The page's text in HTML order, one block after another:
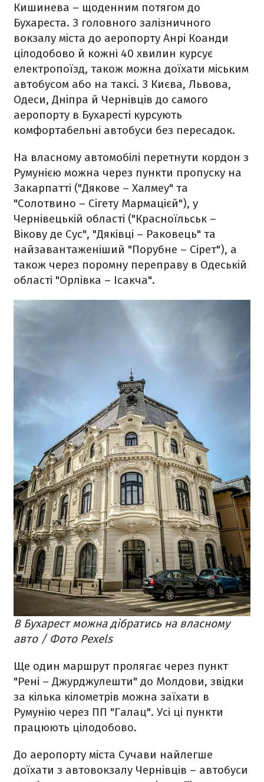
Кишинева – щоденним потягом до
Бухареста. З головного залізничного
вокзалу міста до аеропорту Анрі Коанди
цілодобово й кожні 40 хвилин курсує
електропоїзд, також можна доїхати міським
автобусом або на таксі. З Києва, Львова,
Одеси, Дніпра й Чернівців до самого
аеропорту в Бухаресті курсують
комфортабельні автобуси без пересадок.
На власному автомобілі перетнути кордон з
Румунією можна через пункти пропуску на
Закарпатті ("Дякове – Халмеу" та
"Солотвино – Сігету Мармацієй"), у
Чернівецькій області ("Красноїльськ –
Вікову де Сус", "Дяківці – Раковець" та
найзавантаженіший "Порубне – Сірет"), а
також через поромну переправу в Одеській
області "Орлівка – Ісакча".
В Бухарест можна дібратись на власному
авто / Фото Pexels
Ще один маршрут пролягає через пункт
"Рені – Джурджулешти" до Молдови, звідки
за кілька кілометрів можна заїхати в
Румунію через ПП "Галац". Усі ці пункти
працюють цілодобово.
До аеропорту міста Сучави найлегше
доїхати з автовокзалу Чернівців – автобуси